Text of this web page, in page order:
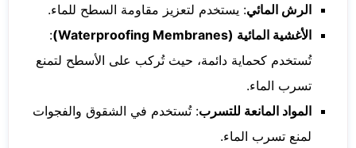
الرش المائي: يستخدم لتعزيز مقاومة السطح للماء.
الأغشية المائية (Waterproofing Membranes)
:
تُستخدم كحماية دائمة، حيث تُركب على الأسطح لتمنع
تسرب الماء.
المواد المانعة للتسرب: تُستخدم في الشقوق والفجوات
لمنع تسرب الماء.